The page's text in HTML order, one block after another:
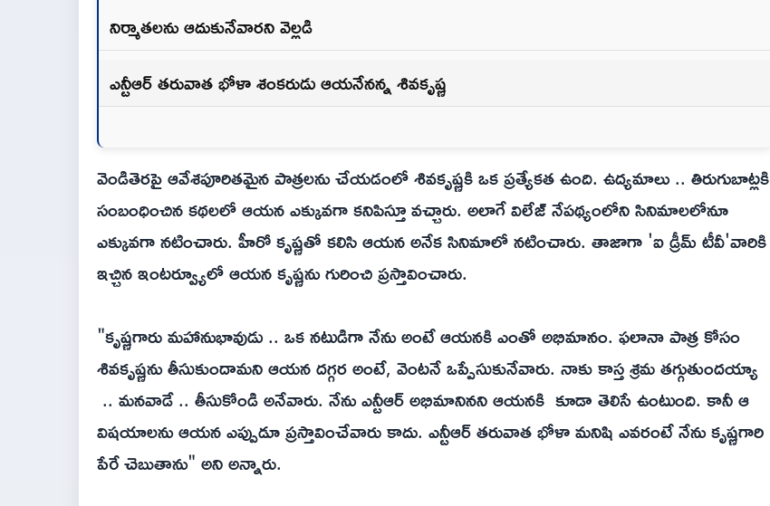
నిర్మాతలను ఆదుకునేవారని వెల్లడి
ఎన్టీఆర్ తరువాత భోళా శంకరుడు ఆయనేనన్న శివకృష్ణ
వెండితెరపై ఆవేశపూరితమైన పాత్రలను చేయడంలో శివకృష్ణకి ఒక ప్రత్యేకత ఉంది. ఉద్యమాలు .. తిరుగుబాట్లకి
సంబంధించిన కథలలో ఆయన ఎక్కువగా కనిపిస్తూ వచ్చారు. అలాగే విలేజ్ నేపథ్యంలోని సినిమాలలోనూ
ఎక్కువగా నటించారు. హీరో కృష్ణతో కలిసి ఆయన అనేక సినిమాలో నటించారు. తాజాగా 'ఐ డ్రీమ్ టీవీ'వారికి
ఇచ్చిన ఇంటర్వ్యూలో ఆయన కృష్ణను గురించి ప్రస్తావించారు.
"కృష్ణగారు మహానుభావుడు .. ఒక నటుడిగా నేను అంటే ఆయనకి ఎంతో అభిమానం. ఫలానా పాత్ర కోసం
శివకృష్ణను తీసుకుందామని ఆయన దగ్గర అంటే, వెంటనే ఒప్పేసుకునేవారు. నాకు కాస్త శ్రమ తగ్గుతుందయ్యా
.. మనవాడే .. తీసుకోండి అనేవారు. నేను ఎన్టీఆర్ అభిమానినని ఆయనకి కూడా తెలిసే ఉంటుంది. కానీ ఆ
విషయాలను ఆయన ఎప్పుడూ ప్రస్తావించేవారు కాదు. ఎన్టీఆర్ తరువాత భోళా మనిషి ఎవరంటే నేను కృష్ణగారి
పేరే చెబుతాను" అని అన్నారు.